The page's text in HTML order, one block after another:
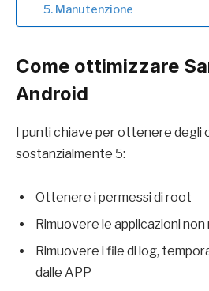
5. Manutenzione
Come ottimizzare
Android
I punti chiave per ottenere degli
sostanzialmente 5:
Ottenere i permessi di root
Rimuovere le applicazioni
Rimuovere i file di log,
dalle APP